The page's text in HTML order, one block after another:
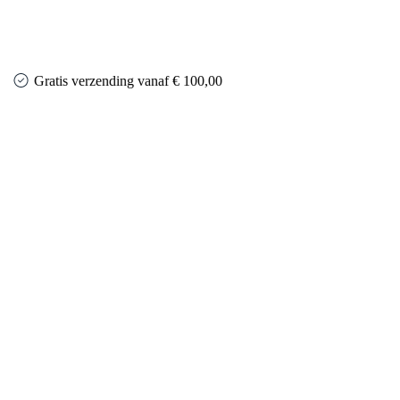
Gratis verzending vanaf € 100,00